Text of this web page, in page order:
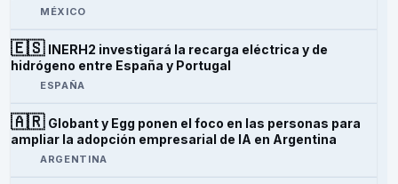
MÉXICO
🇪🇸 INERH2 investigará la recarga eléctrica y de
hidrógeno entre España y Portugal
ESPAÑA
🇦🇷 Globant y Egg ponen el foco en las personas para
ampliar la adopción empresarial de IA en Argentina
ARGENTINA